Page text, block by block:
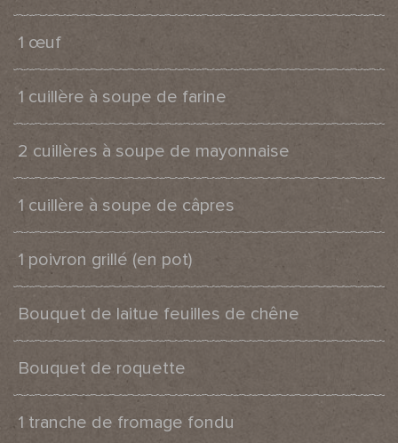
1 œuf
1 cuillère à soupe de farine
2 cuillères à soupe de mayonnaise
1 cuillère à soupe de câpres
1 poivron grillé (en pot)
Bouquet de laitue feuilles de chêne
Bouquet de roquette
1 tranche de fromage fondu